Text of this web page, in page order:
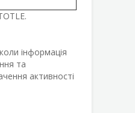
інформація
та
активності